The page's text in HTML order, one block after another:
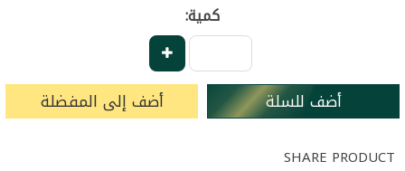
كمية:
أضف للسلة أضف إلى المفضلة
SHARE PRODUCT